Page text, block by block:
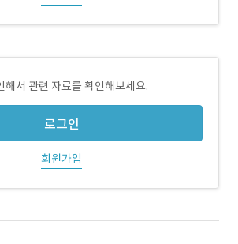
해서 관련 자료를 확인해보세요.
로그인
회원가입